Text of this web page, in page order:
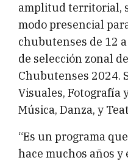
amplitud territorial,
modo presencial
chubutenses de 12
de selección zonal
Chubutenses 2024.
Visuales, Fotografía
Música, Danza, y
“Es un programa
hace muchos años y